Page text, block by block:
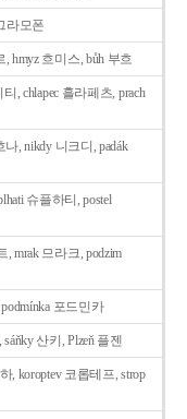
라모폰
, hmyz 흐미스, bůh 부흐
, chlapec 흘라페츠, prach
나, nikdy 니크디, padák
슈플하티, postel
, mrak 므라크, podzim
포드민카
sáňky 산키, Plzeň 플젠
, koroptev 코롭테프, strop